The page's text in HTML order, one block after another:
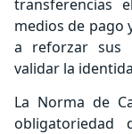
transferencias
medios de pago
a reforzar sus
validar la
La Norma de
obligatoriedad